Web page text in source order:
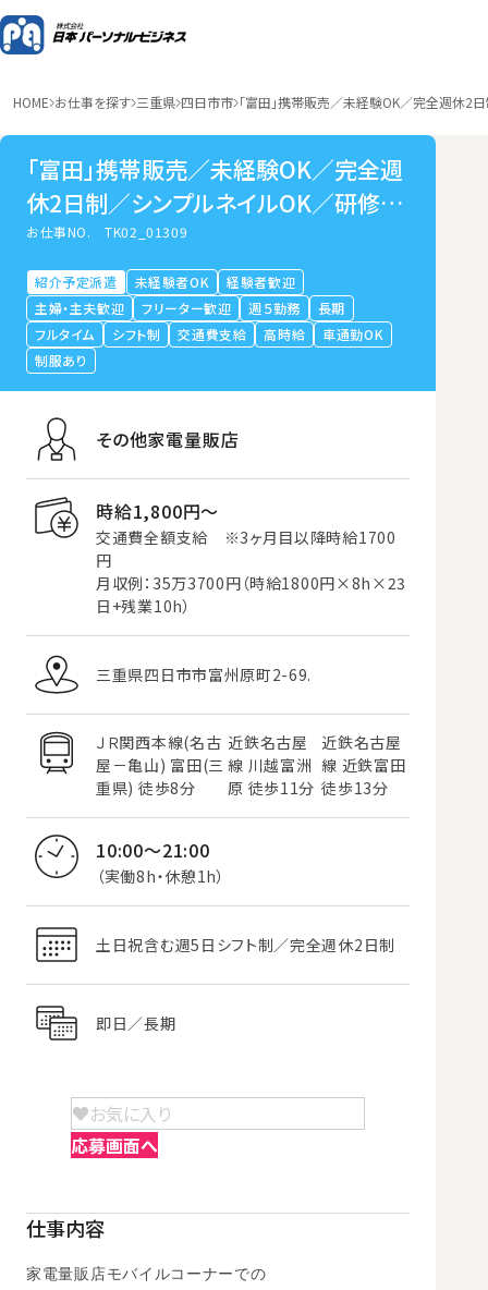
HOME お仕事を探す 三重県 四日市市 「富田」携帯販売／未経験OK／完全週休2
「富田」携帯販売／未経験OK／完全週
休2日制／シンプルネイルOK／研修手
厚い
お仕事NO.TK02_01309
紹介予定派遣 未経験者OK
経験者歓迎
主婦・主夫歓迎
フリーター歓迎 週５勤務
長期
フルタイム
シフト制 交通費支給 高時給
車通勤OK
制服あり
その他家電量販店
時給1,800円〜
交通費全額支給 ※3ヶ月目以降時給1700
円
月収例：35万3700円（時給1800円×8h×23
日+残業10h）
三重県四日市市富州原町2-69.
ＪＲ関西本線(名古
屋－亀山) 富田(三
重県) 徒歩8分
近鉄名古屋
線 川越富洲
原 徒歩11分
近鉄名古屋
線 近鉄富田
徒歩13分
10:00～21:00
（実働8h・休憩1h）
土日祝含む週5日シフト制／完全週休2日制
即日／長期
お気に入り
応募画面へ
仕事内容
家電量販店モバイルコーナーでの